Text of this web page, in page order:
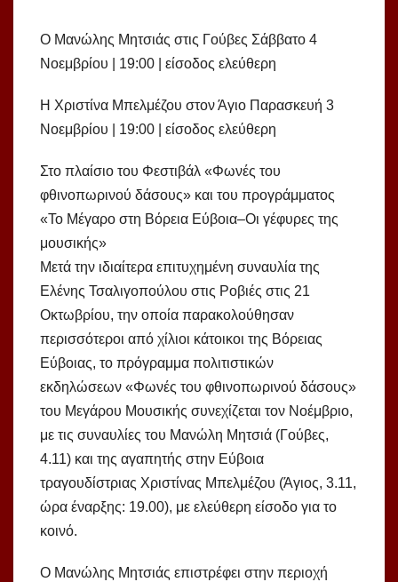
Ο Μανώλης Μητσιάς στις Γούβες Σάββατο 4
Νοεμβρίου | 19:00 | είσοδος ελεύθερη
Η Χριστίνα Μπελμέζου στον Άγιο Παρασκευή 3
Νοεμβρίου | 19:00 | είσοδος ελεύθερη
Στο πλαίσιο του Φεστιβάλ «Φωνές του
φθινοπωρινού δάσους» και του προγράμματος
«Το Μέγαρο στη Βόρεια Εύβοια–Οι γέφυρες της
μουσικής»
Μετά την ιδιαίτερα επιτυχημένη συναυλία της
Ελένης Τσαλιγοπούλου στις Ροβιές στις 21
Οκτωβρίου, την οποία παρακολούθησαν
περισσότεροι από χίλιοι κάτοικοι της Βόρειας
Εύβοιας, το πρόγραμμα πολιτιστικών
εκδηλώσεων «Φωνές του φθινοπωρινού δάσους»
του Μεγάρου Μουσικής συνεχίζεται τον Νοέμβριο,
με τις συναυλίες του Μανώλη Μητσιά (Γούβες,
4.11) και της αγαπητής στην Εύβοια
τραγουδίστριας Χριστίνας Μπελμέζου (Άγιος, 3.11,
ώρα έναρξης: 19.00), με ελεύθερη είσοδο για το
κοινό.
Ο Μανώλης Μητσιάς επιστρέφει στην περιοχή